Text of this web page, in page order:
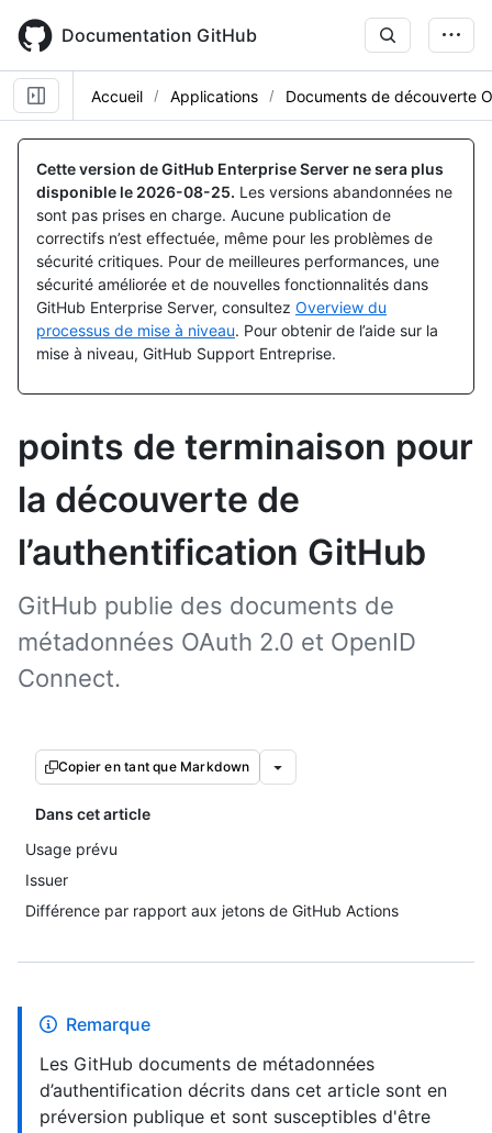
main
content
Documentation GitHub
Accueil Applications Documents de découverte
Cette version de GitHub Enterprise Server ne sera plus
disponible le 2026-08-25. Les versions abandonnées ne
sont pas prises en charge. Aucune publication de
correctifs n’est effectuée, même pour les problèmes de
sécurité critiques. Pour de meilleures performances, une
sécurité améliorée et de nouvelles fonctionnalités dans
GitHub Enterprise Server, consultez Overview du
processus de mise à niveau. Pour obtenir de l’aide sur la
mise à niveau, GitHub Support Entreprise.
points de terminaison pour
la découverte de
l’authentification GitHub
GitHub publie des documents de
métadonnées OAuth 2.0 et OpenID
Connect.
Copier en tant que Markdown
Dans cet article
Usage prévu
Issuer
Différence par rapport aux jetons de GitHub Actions
Remarque
Les GitHub documents de métadonnées
d’authentification décrits dans cet article sont en
préversion publique et sont susceptibles d'être